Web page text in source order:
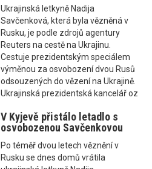
Ukrajinská letkyně Nadija
Savčenková, která byla vězněná v
Rusku, je podle zdrojů agentury
Reuters na cestě na Ukrajinu.
Cestuje prezidentským speciálem
výměnou za osvobození dvou Rusů
odsouzených do vězení na Ukrajině.
Ukrajinská prezidentská kancelář oz
V Kyjevě přistálo letadlo s
osvobozenou Savčenkovou
Po téměř dvou letech věznění v
Rusku se dnes domů vrátila